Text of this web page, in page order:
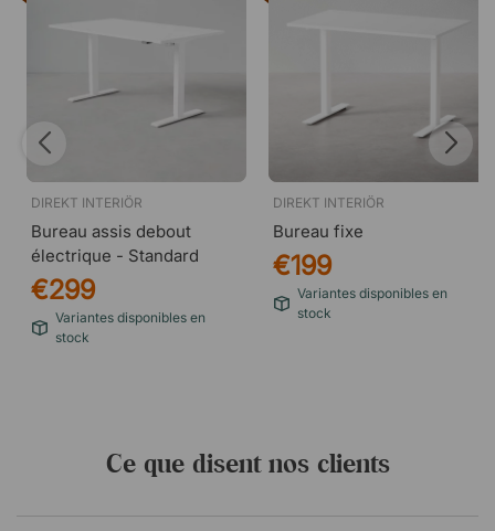
DIREKT INTERIÖR
Bureau assis debout
électrique - Standard
€299
Variantes disponibles en
stock
DIREKT INTERIÖR
Bureau fixe
€199
Variantes disponibles en
stock
Ce que disent nos clients